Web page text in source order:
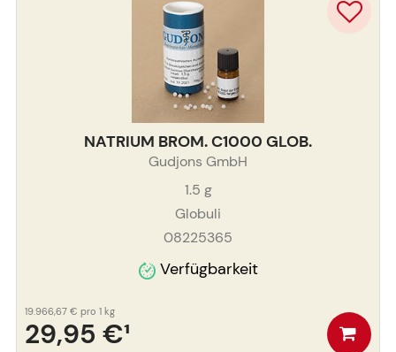
NATRIUM BROM. C1000 GLOB.
Gudjons GmbH
1.5 g
Globuli
08225365
Verfügbarkeit
29,95 €¹
19.966,67 € pro 1 kg